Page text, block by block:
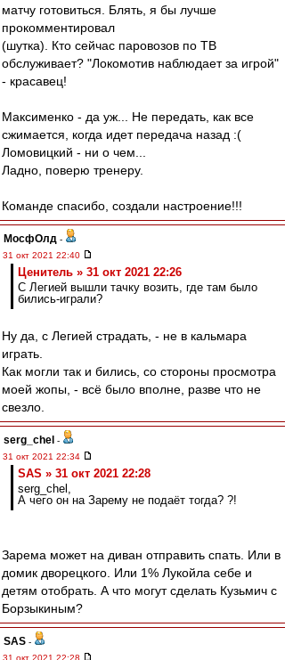
матчу готовиться. Блять, я бы лучше
прокомментировал
(шутка). Кто сейчас паровозов по ТВ
обслуживает? "Локомотив наблюдает за игрой"
- красавец!
Максименко - да уж... Не передать, как все
сжимается, когда идет передача назад :(
Ломовицкий - ни о чем...
Ладно, поверю тренеру.
Команде спасибо, создали настроение!!!
МосфОлд -
31 окт 2021 22:40
Ценитель » 31 окт 2021 22:26
С Легией вышли тачку возить, где там было
бились-играли?
Ну да, с Легией страдать, - не в кальмара
играть.
Как могли так и бились, со стороны просмотра
моей жопы, - всё было вполне, разве что не
свезло.
serg_chel -
31 окт 2021 22:34
SAS » 31 окт 2021 22:28
serg_chel,
А чего он на Зарему не подаёт тогда? ?!
Зарема может на диван отправить спать. Или в
домик дворецкого. Или 1% Лукойла себе и
детям отобрать. А что могут сделать Кузьмич с
Борзыкиным?
SAS -
31 окт 2021 22:28